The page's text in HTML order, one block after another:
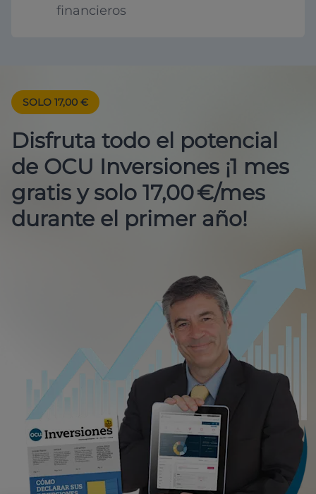
financieros
SOLO 17,00 €
Disfruta todo el potencial
de OCU Inversiones ¡1 mes
gratis y solo 17,00 €/mes
durante el primer año!